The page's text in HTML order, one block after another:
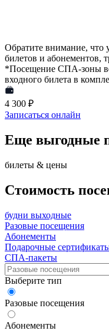
Обратите внимание, что
билетов и абонементов,
*Посещение СПА-зоны
входного билета в
4 300 ₽
Записаться онлайн
Еще выгодные
билеты & цены
Стоимость
будни выходные
Разовые посещения
Абонементы
Подарочные
СПА-пакеты
Выберите тип
Разовые посещения
Абонементы